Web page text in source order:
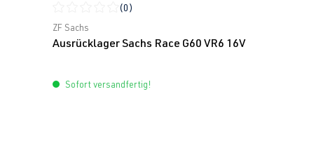
Durchschnittliche Bewertung von 0 von 5 Sternen
(0)
ZF Sachs
Ausrücklager Sachs Race G60 VR6 16V
Sofort versandfertig!